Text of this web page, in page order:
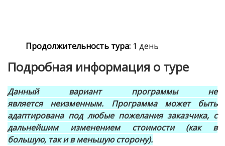
Продолжительность тура: 1 день
Подробная информация о туре
Данный вариант программы не
являетсянеизменным. Программа может быть
адаптирована под любые пожелания заказчика, с
дальнейшим изменением стоимости (как в
большую, так и в меньшую сторону).